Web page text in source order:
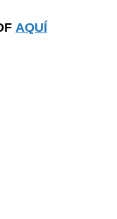
AQUÍ